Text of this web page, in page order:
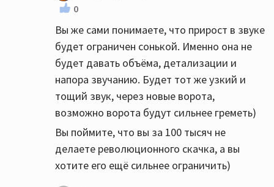
0
Вы же сами понимаете, что прирост в звуке
будет ограничен сонькой. Именно она не
будет давать объёма, детализации и
напора звучанию. Будет тот же узкий и
тощий звук, через новые ворота,
возможно ворота будут сильнее греметь)
Вы поймите, что вы за 100 тысяч не
делаете революционного скачка, а вы
хотите его ещё сильнее ограничить)